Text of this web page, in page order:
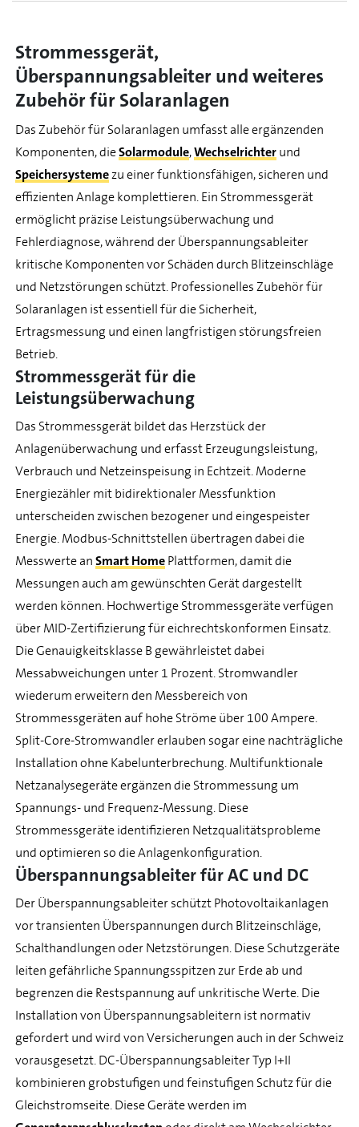
Strommessgerät,
Überspannungsableiter und weiteres
Zubehör für Solaranlagen
Das Zubehör für Solaranlagen umfasst alle ergänzenden
Komponenten, dieSolarmodule,Wechselrichterund
Speichersystemezu einer funktionsfähigen, sicheren und
effizienten Anlage komplettieren. Ein Strommessgerät
ermöglicht präzise Leistungsüberwachung und
Fehlerdiagnose, während der Überspannungsableiter
kritische Komponenten vor Schäden durch Blitzeinschläge
und Netzstörungen schützt. Professionelles Zubehör für
Solaranlagen ist essentiell für die Sicherheit,
Ertragsmessung und einen langfristigen störungsfreien
Betrieb.
Strommessgerät für die
Leistungsüberwachung
Das Strommessgerät bildet das Herzstück der
Anlagenüberwachung und erfasst Erzeugungsleistung,
Verbrauch und Netzeinspeisung in Echtzeit. Moderne
Energiezähler mit bidirektionaler Messfunktion
unterscheiden zwischen bezogener und eingespeister
Energie. Modbus-Schnittstellen übertragen dabei die
Messwerte anSmart HomePlattformen, damit die
Messungen auch am gewünschten Gerät dargestellt
werden können. Hochwertige Strommessgeräte verfügen
über MID-Zertifizierung für eichrechtskonformen Einsatz.
Die Genauigkeitsklasse B gewährleistet dabei
Messabweichungen unter 1 Prozent. Stromwandler
wiederum erweitern den Messbereich von
Strommessgeräten auf hohe Ströme über 100 Ampere.
Split-Core-Stromwandler erlauben sogar eine nachträgliche
Installation ohne Kabelunterbrechung. Multifunktionale
Netzanalysegeräte ergänzen die Strommessung um
Spannungs- und Frequenz-Messung. Diese
Strommessgeräte identifizieren Netzqualitätsprobleme
und optimieren so die Anlagenkonfiguration.
Überspannungsableiter für AC und DC
Der Überspannungsableiter schützt Photovoltaikanlagen
vor transienten Überspannungen durch Blitzeinschläge,
Schalthandlungen oder Netzstörungen. Diese Schutzgeräte
leiten gefährliche Spannungsspitzen zur Erde ab und
begrenzen die Restspannung auf unkritische Werte. Die
Installation von Überspannungsableitern ist normativ
gefordert und wird von Versicherungen auch in der Schweiz
vorausgesetzt. DC-Überspannungsableiter Typ I+II
kombinieren grobstufigen und feinstufigen Schutz für die
Gleichstromseite. Diese Geräte werden im